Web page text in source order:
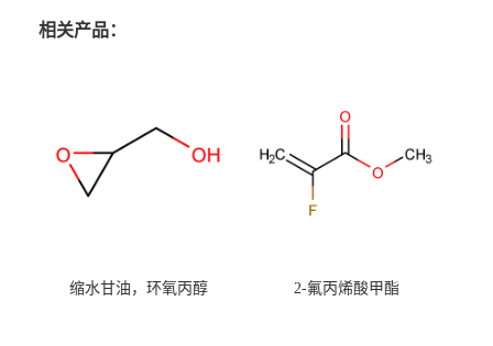
相关产品：
缩水甘油，环氧丙醇 2-氟丙烯酸甲酯